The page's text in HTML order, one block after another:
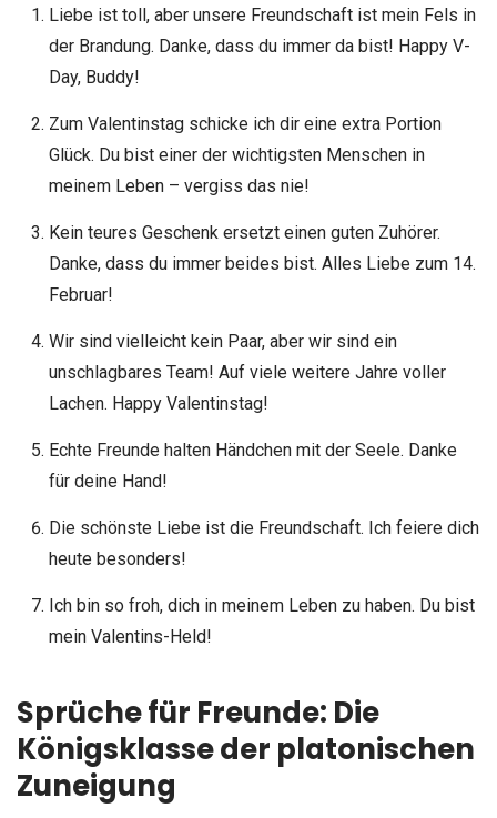
Liebe ist toll, aber unsere Freundschaft ist mein Fels in
der Brandung. Danke, dass du immer da bist! Happy V-
Day, Buddy!
Zum Valentinstag schicke ich dir eine extra Portion
Glück. Du bist einer der wichtigsten Menschen in
meinem Leben – vergiss das nie!
Kein teures Geschenk ersetzt einen guten Zuhörer.
Danke, dass du immer beides bist. Alles Liebe zum 14.
Februar!
Wir sind vielleicht kein Paar, aber wir sind ein
unschlagbares Team! Auf viele weitere Jahre voller
Lachen. Happy Valentinstag!
Echte Freunde halten Händchen mit der Seele. Danke
für deine Hand!
Die schönste Liebe ist die Freundschaft. Ich feiere dich
heute besonders!
Ich bin so froh, dich in meinem Leben zu haben. Du bist
mein Valentins-Held!
Sprüche für Freunde: Die
Königsklasse der platonischen
Zuneigung